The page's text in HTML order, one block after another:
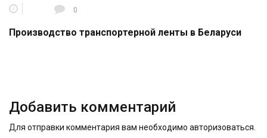
0
Производство транспортерной ленты в Беларуси
Добавить комментарий
Для отправки комментария вам необходимо авторизоваться